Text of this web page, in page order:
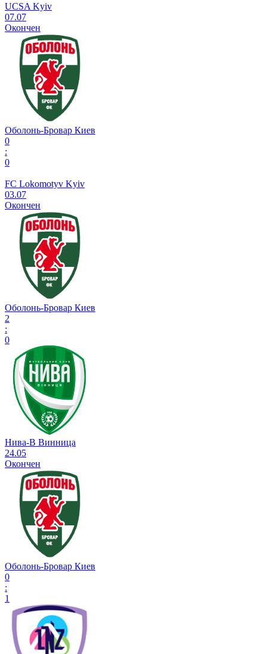
UCSA Kyiv
07.07
Окончен
Оболонь-Бровар Киев
0
:
0
FC Lokomotyv Kyiv
03.07
Окончен
Оболонь-Бровар Киев
2
:
0
Нива-В Винница
24.05
Окончен
Оболонь-Бровар Киев
0
:
1